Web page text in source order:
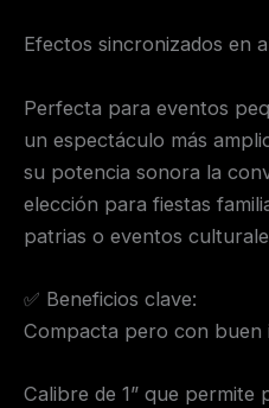
Efectos sincronizados en
Perfecta para eventos
un espectáculo más
su potencia sonora la
elección para fiestas
patrias o eventos
✅ Beneficios clave:
Compacta pero con buen
Calibre de 1” que permite